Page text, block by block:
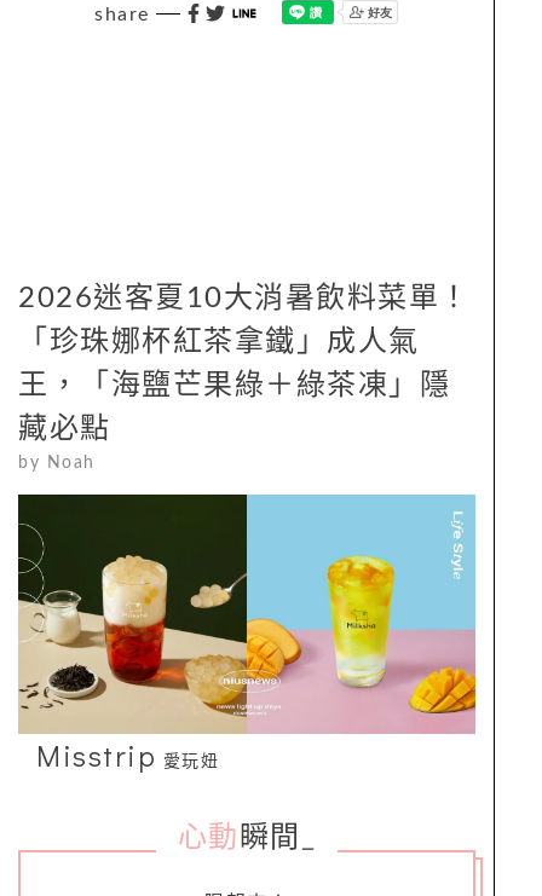
share
2026迷客夏10大消暑飲料菜單！
「珍珠娜杯紅茶拿鐵」成人氣
王，「海鹽芒果綠＋綠茶凍」隱
藏必點
by Noah
Misstrip 愛玩妞
心動 瞬間